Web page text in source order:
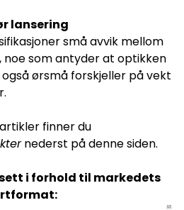
lansering
små avvik mellom
noe som antyder at optikken
ørsmå forskjeller på vekt
finner du
nederst på denne siden.
i forhold til markedets